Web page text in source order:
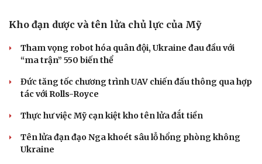
Giá xăng dầu hôm nay 9/8: Giá dầu thế giới tăng nhẹ
Giá xăng dầu hôm nay 8/8: Giá dầu giảm khi có tín hiệu
mở lại eo biển Hormuz
Tỷ giá USD hôm nay 8/8: Giá bán USD hạ xuống còn
26.468 đồng/USD
QUÂN SỰ - QUỐC PHÒNG